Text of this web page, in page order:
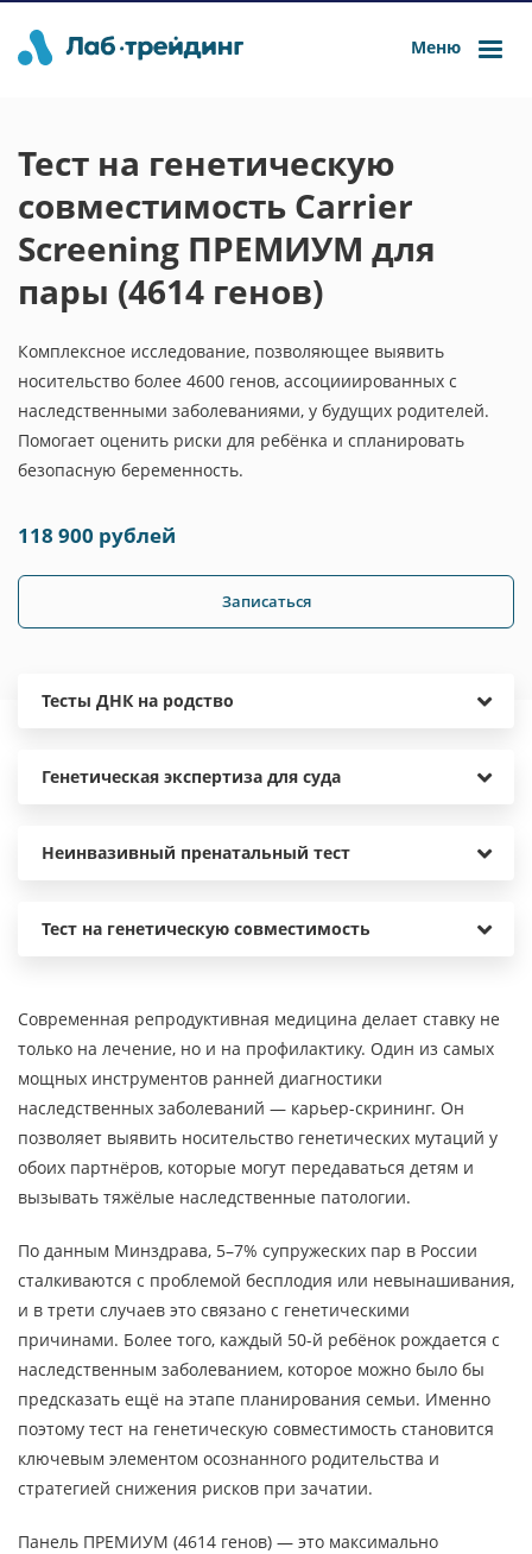
Меню
Тест на генетическую
совместимость Carrier
Screening ПРЕМИУМ для
пары (4614 генов)
Комплексное исследование, позволяющее выявить
носительство более 4600 генов, ассоцииированных с
наследственными заболеваниями, у будущих родителей.
Помогает оценить риски для ребёнка и спланировать
безопасную беременность.
118 900 рублей
Записаться
Тесты ДНК на родство
Генетическая экспертиза для суда
Неинвазивный пренатальный тест
Тест на генетическую совместимость
Современная репродуктивная медицина делает ставку не
только на лечение, но и на профилактику. Один из самых
мощных инструментов ранней диагностики
наследственных заболеваний — карьер-скрининг. Он
позволяет выявить носительство генетических мутаций у
обоих партнёров, которые могут передаваться детям и
вызывать тяжёлые наследственные патологии.
По данным Минздрава, 5–7% супружеских пар в России
сталкиваются с проблемой бесплодия или невынашивания,
и в трети случаев это связано с генетическими
причинами. Более того, каждый 50-й ребёнок рождается с
наследственным заболеванием, которое можно было бы
предсказать ещё на этапе планирования семьи. Именно
поэтому тест на генетическую совместимость становится
ключевым элементом осознанного родительства и
стратегией снижения рисков при зачатии.
Панель ПРЕМИУМ (4614 генов) — это максимально